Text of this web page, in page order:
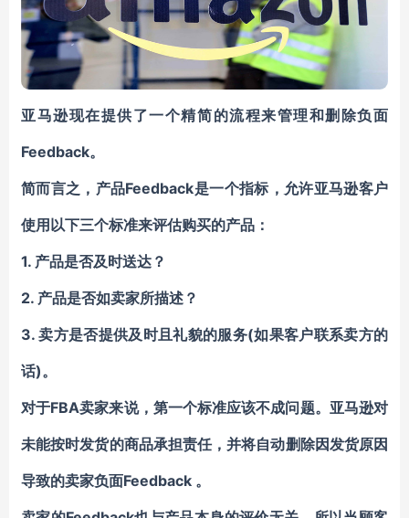
亚马逊现在提供了一个精简的流程来管理和删除负面
Feedback。
简而言之，产品Feedback是一个指标，允许亚马逊客户
使用以下三个标准来评估购买的产品：
1. 产品是否及时送达？
2. 产品是否如卖家所描述？
3. 卖方是否提供及时且礼貌的服务(如果客户联系卖方的
话)。
对于FBA卖家来说，第一个标准应该不成问题。亚马逊对
未能按时发货的商品承担责任，并将自动删除因发货原因
导致的卖家负面Feedback 。